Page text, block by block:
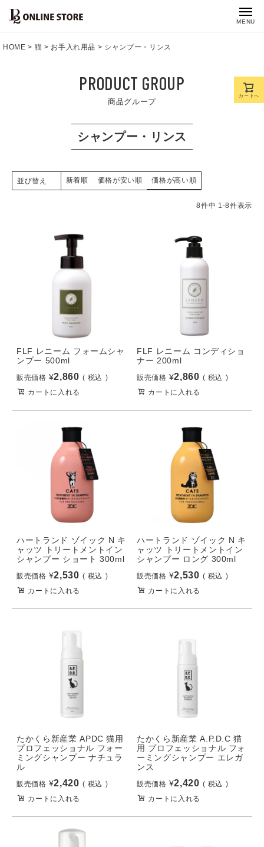
MENU
HOME 猫 お手入れ用品 シャンプー・リンス
PRODUCT GROUP
商品グループ
シャンプー・リンス
並び替え 新着順 価格が安い順 価格が高い順
8件中 1-8件表示
FLF レニーム フォームシャ
ンプー 500ml
販売価格 ¥2,860
税込
カートに入れる
FLF レニーム コンディショ
ナー 200ml
販売価格 ¥2,860
税込
カートに入れる
ハートランド ゾイック N キ
ャッツ トリートメントイン
シャンプー ショート 300ml
販売価格 ¥2,530
税込
カートに入れる
ハートランド ゾイック N キ
ャッツ トリートメントイン
シャンプー ロング 300ml
販売価格 ¥2,530
税込
カートに入れる
たかくら新産業 APDC 猫用
プロフェッショナル フォー
ミングシャンプー ナチュラ
ル
販売価格 ¥2,420
税込
カートに入れる
たかくら新産業 A.P.D.C 猫
用 プロフェッショナル フォ
ーミングシャンプー エレガ
ンス
販売価格 ¥2,420
税込
カートに入れる
カートへ